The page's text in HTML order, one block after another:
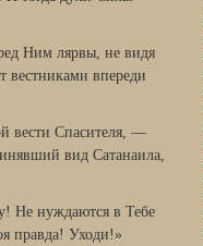
Ним лярвы, не видя
вестниками впереди
вести Спасителя, —
вид Сатанаила,
Не нуждаются в Тебе
правда! Уходи!»